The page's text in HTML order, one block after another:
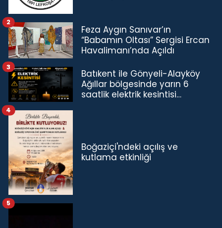
Feza Aygın Sanıvar’ın
“Babamın Oltası” Sergisi Ercan
Havalimanı’nda Açıldı
2
Batıkent ile Gönyeli-Alayköy
Ağıllar bölgesinde yarın 6
saatlik elektrik kesintisi…
3
Boğaziçi'ndeki açılış ve
kutlama etkinliği
4
5